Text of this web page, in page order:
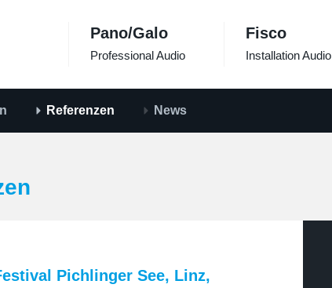
Pano/Galo
Professional Audio
Fisco
Installation Audio
Referenzen News
Pichlinger See, Linz,